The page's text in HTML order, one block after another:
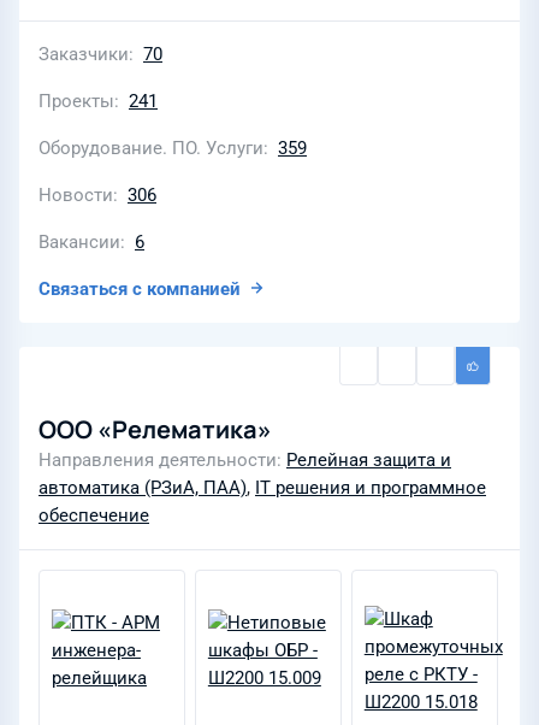
Заказчики 70
Проекты 241
Оборудование. ПО. Услуги 359
Новости 306
Вакансии 6
Связаться с компанией
ООО «Релематика»
Направления деятельности Релейная защита и
автоматика (РЗиА, ПАА), IT решения и программное
обеспечение